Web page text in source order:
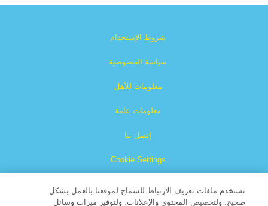
شروط الإستخدام
سياسة الخصوصية
معلومات للأهل
معلومات عامة
إتصل بنا
Cookie Settings
نستخدم ملفات تعريف الارتباط للسماح لموقعنا بالعمل بشكل
صحيح، ولتخصيص المحتوى والإعلانات، ولتوفير ميزات وسائل